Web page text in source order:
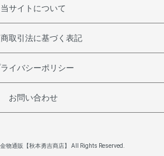
当サイトについて
取引法に基づく表記
イバシーポリシー
お問い合わせ
物通販【秋本勇吉商店】 All Rights Reserved.